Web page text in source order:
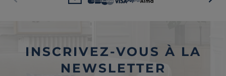
INSCRIVEZ-VOUS À LA
NEWSLETTER